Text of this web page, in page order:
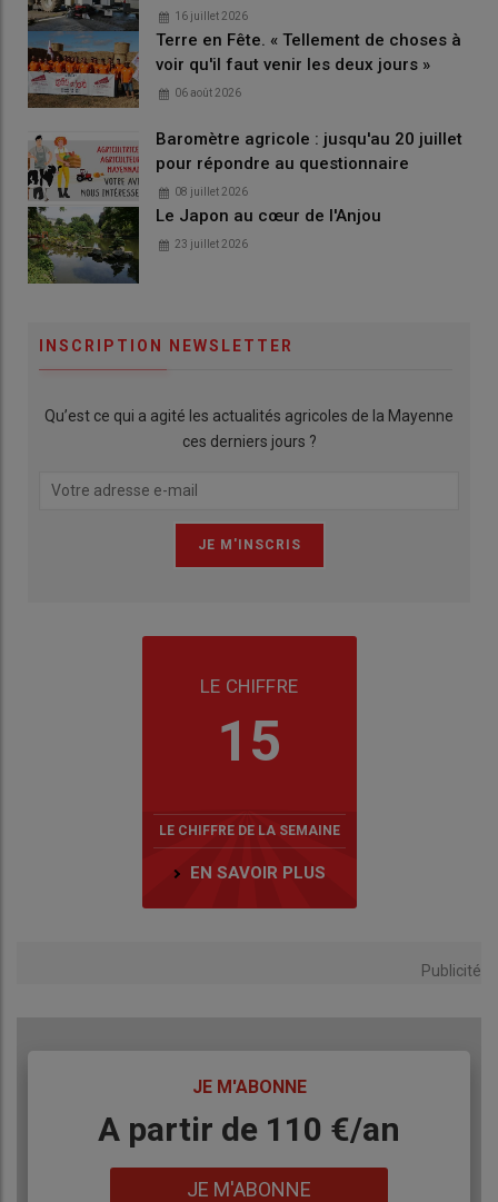
16 juillet 2026
Terre en Fête. « Tellement de choses à
voir qu'il faut venir les deux jours »
06 août 2026
Baromètre agricole : jusqu'au 20 juillet
pour répondre au questionnaire
08 juillet 2026
Le Japon au cœur de l'Anjou
23 juillet 2026
INSCRIPTION NEWSLETTER
Qu’est ce qui a agité les actualités agricoles de la Mayenne
ces derniers jours ?
LE CHIFFRE
15
LE CHIFFRE DE LA SEMAINE
EN SAVOIR PLUS
Publicité
JE M'ABONNE
BodyA partir de 110 €/an
JE M'ABONNE